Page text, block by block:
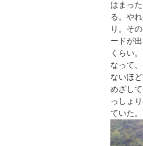
はまっ
る。や
り。そ
ードが
くらい
なって
ないほ
めざし
っしょ
ていた